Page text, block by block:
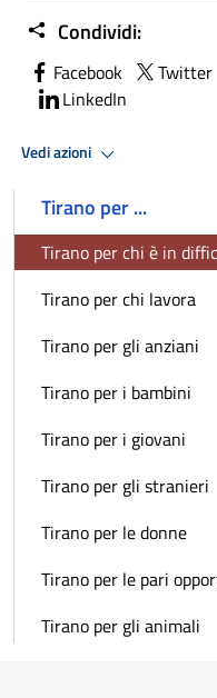
Condividi:
Facebook Twitter
LinkedIn
Vedi azioni
Tirano per ...
Tirano per chi è in
Tirano per chi lavora
Tirano per gli anziani
Tirano per i bambini
Tirano per i giovani
Tirano per gli stranieri
Tirano per le donne
Tirano per le pari
Tirano per gli animali